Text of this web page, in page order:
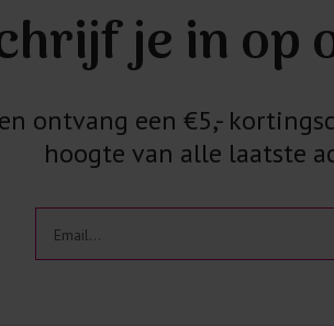
je in op
ontvang een €5,-
hoogte van alle laatste